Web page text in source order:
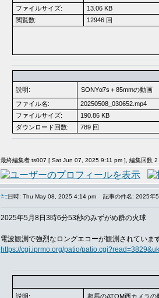
ファイルサイズ:
13.06 KB
閲覧数:
12946 回
説明:
SONYα7s＋85mmの動画
ファイル名:
20250508_030652.mp4
ファイルサイズ:
190.86 KB
ダウンロード回数:
789 回
最終編集者 ts007 [ Sat Jun 07, 2025 9:11 pm ], 編集回数 2
日時: Thu May 08, 2025 4:14 pm 記事の件名: 2025年
2025年5月8日3時6分53秒のみずがめ群の火球
電波観測で強烈なロングエコーが観測されていま
https://cgi.iprmo.org/patio/
説明:
相馬のATOM西カメラ